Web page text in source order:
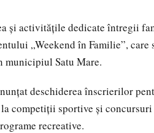
și activitățile dedicate întregii
„Weekend în Familie”,
municipiul Satu Mare.
deschiderea înscrierilor
competiții sportive și
recreative.